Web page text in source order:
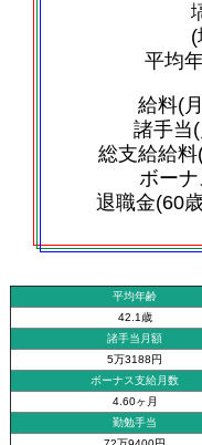
平均
給料(
諸手当
総支給給料
ボーナ
退職金(60
平均年齢
42.1歳
諸手当月額
5万3188円
ボーナス支給月数
4.60ヶ月
勤勉手当